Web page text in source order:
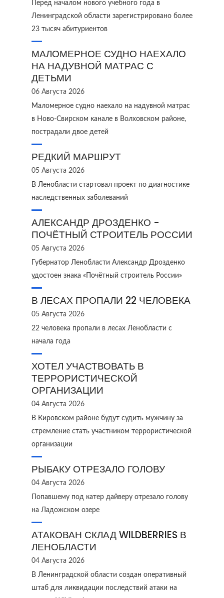
Перед началом нового учебного года в
Ленинградской области зарегистрировано более
23 тысяч абитуриентов
МАЛОМЕРНОЕ СУДНО НАЕХАЛО
НА НАДУВНОЙ МАТРАС С
ДЕТЬМИ
06 Августа 2026
Маломерное судно наехало на надувной матрас
в Ново‑Свирском канале в Волховском районе,
пострадали двое детей
РЕДКИЙ МАРШРУТ
05 Августа 2026
В Ленобласти стартовал проект по диагностике
наследственных заболеваний
АЛЕКСАНДР ДРОЗДЕНКО -
ПОЧЁТНЫЙ СТРОИТЕЛЬ РОССИИ
05 Августа 2026
Губернатор Ленобласти Александр Дрозденко
удостоен знака «Почётный строитель России»
В ЛЕСАХ ПРОПАЛИ 22 ЧЕЛОВЕКА
05 Августа 2026
22 человека пропали в лесах Ленобласти с
начала года
ХОТЕЛ УЧАСТВОВАТЬ В
ТЕРРОРИСТИЧЕСКОЙ
ОРГАНИЗАЦИИ
04 Августа 2026
В Кировском районе будут судить мужчину за
стремление стать участником террористической
организации
РЫБАКУ ОТРЕЗАЛО ГОЛОВУ
04 Августа 2026
Попавшему под катер дайверу отрезало голову
на Ладожском озере
АТАКОВАН СКЛАД WILDBERRIES В
ЛЕНОБЛАСТИ
04 Августа 2026
В Ленинградской области создан оперативный
штаб для ликвидации последствий атаки на